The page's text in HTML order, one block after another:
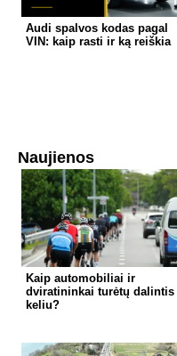
Audi spalvos kodas pagal
VIN: kaip rasti ir ką reiškia
Naujienos
Kaip automobiliai ir
dviratininkai turėtų dalintis
keliu?